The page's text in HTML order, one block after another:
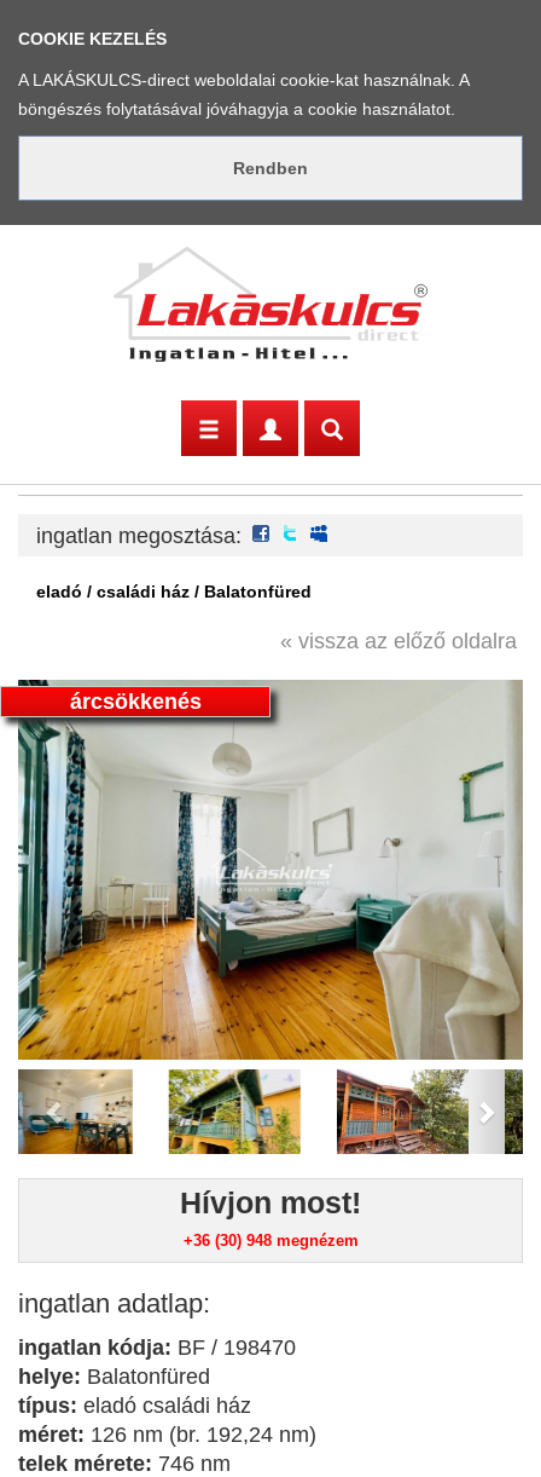
COOKIE KEZELÉS
A LAKÁSKULCS-direct weboldalai cookie-kat használnak. A
böngészés folytatásával jóváhagyja a cookie használatot.
ingatlan megosztása: facebook
twitter
eladó / családi ház / Balatonfüred
« vissza az előző oldalra
árcsökkenés
Previous Next
Hívjon most!
+36 (30) 948 megnézem
ingatlan adatlap:
ingatlan kódja: BF / 198470
helye: Balatonfüred
típus: eladó családi ház
méret: 126 nm (br. 192,24 nm)
telek mérete: 746 nm